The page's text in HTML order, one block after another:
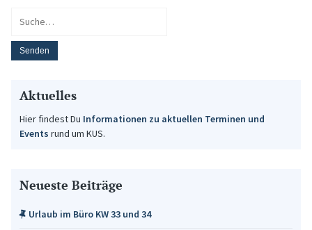
Aktuelles
Hier findest Du Informationen zu aktuellen Terminen und
Events rund um KUS.
Neueste Beiträge
Urlaub im Büro KW 33 und 34